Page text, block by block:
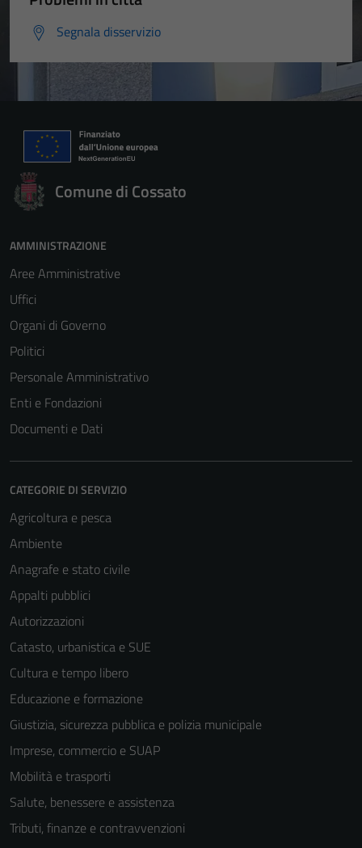
Segnala disservizio
Comune di Cossato
AMMINISTRAZIONE
Aree Amministrative
Uffici
Organi di Governo
Politici
Personale Amministrativo
Enti e Fondazioni
Documenti e Dati
CATEGORIE DI SERVIZIO
Agricoltura e pesca
Ambiente
Anagrafe e stato civile
Appalti pubblici
Autorizzazioni
Catasto, urbanistica e SUE
Cultura e tempo libero
Educazione e formazione
Giustizia, sicurezza pubblica e polizia municipale
Imprese, commercio e SUAP
Mobilità e trasporti
Salute, benessere e assistenza
Tributi, finanze e contravvenzioni